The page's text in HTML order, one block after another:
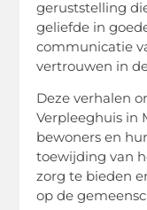
geruststelling
geliefde in
communicatie
vertrouwen in
Deze verhalen
Verpleeghuis in
bewoners en
toewijding van
zorg te bieden
op de